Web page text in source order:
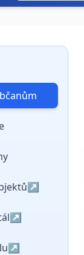
↗
↗
↗